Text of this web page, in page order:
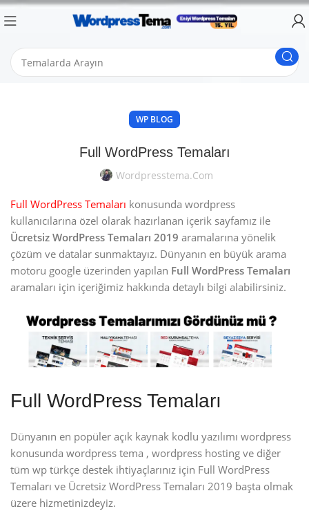
WP BLOG
Full WordPress Temaları
Wordpresstema.com
Full WordPress Temaları konusunda wordpress
kullanıcılarına özel olarak hazırlanan içerik sayfamız ile
Ücretsiz WordPress Temaları 2019 aramalarına yönelik
çözüm ve datalar sunmaktayız. Dünyanın en büyük arama
motoru google üzerinden yapılan Full WordPress Temaları
aramaları için içeriğimiz hakkında detaylı bilgi alabilirsiniz.
Full WordPress Temaları
Dünyanın en popüler açık kaynak kodlu yazılımı wordpress
konusunda wordpress tema , wordpress hosting ve diğer
tüm wp türkçe destek ihtiyaçlarınız için Full WordPress
Temaları ve Ücretsiz WordPress Temaları 2019 başta olmak
üzere hizmetinizdeyiz.